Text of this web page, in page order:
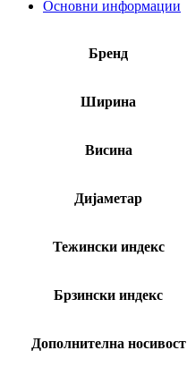
Основни информации
Бренд
Ширина
Висина
Дијаметар
Тежински индекс
Брзински индекс
Дополнителна носивост